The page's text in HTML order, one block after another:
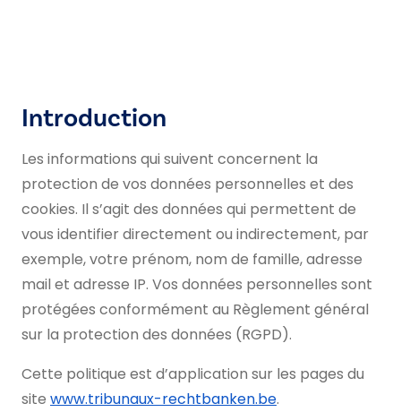
Introduction
Les informations qui suivent concernent la
protection de vos données personnelles et des
cookies. Il s’agit des données qui permettent de
vous identifier directement ou indirectement, par
exemple, votre prénom, nom de famille, adresse
mail et adresse IP. Vos données personnelles sont
protégées conformément au Règlement général
sur la protection des données (RGPD).
Cette politique est d’application sur les pages du
site www.tribunaux-rechtbanken.be.